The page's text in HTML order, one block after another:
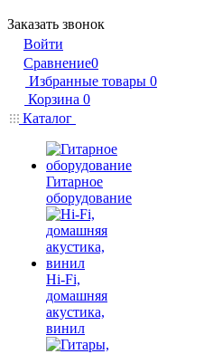
Заказать звонок
Войти
Сравнение0
Избранные товары 0
Корзина 0
Каталог
Гитарное
оборудование
Hi-Fi,
домашняя
акустика,
винил